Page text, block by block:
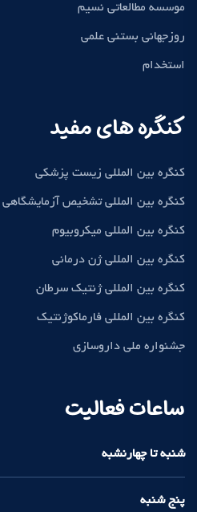
موسسه مطالعاتی نسیم
روزجهانی بستنی علمی
استخدام
کنگره های مفید
کنگره بین المللی زیست پزشکی
کنگره بین المللی تشخیص آزمایشگاهی
کنگره بین المللی میکروبیوم
کنگره بین المللی ژن درمانی
کنگره بین المللی ژنتیک سرطان
کنگره بین المللی فارماکوژنتیک
جشنواره ملی داروسازی
ساعات فعالیت
شنبه تا چهارنشبه
پنج شنبه